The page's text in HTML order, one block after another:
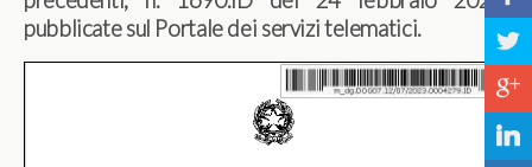
pubblicate sul Portale dei servizi telematici.
a
c
j